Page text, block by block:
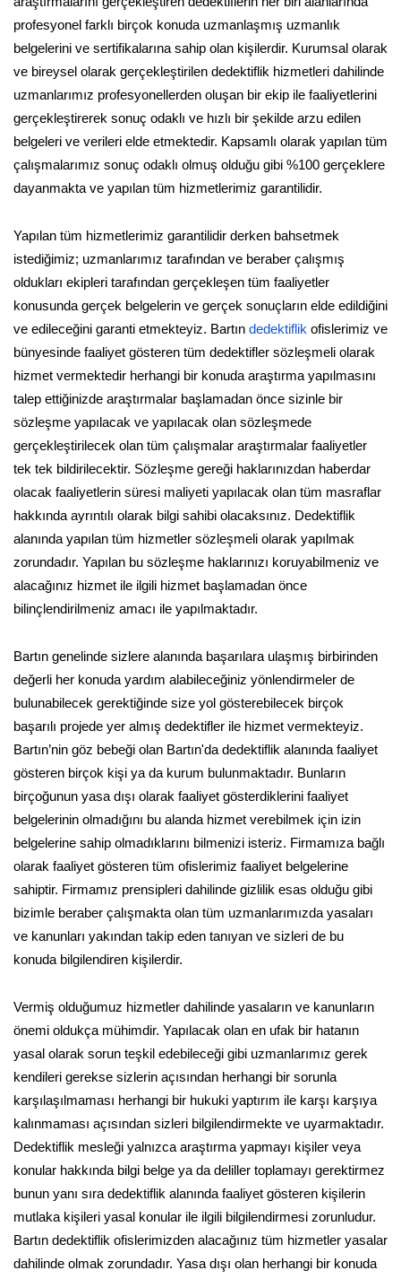
profesyonel farklı birçok konuda uzmanlaşmış uzmanlık
belgelerini ve sertifikalarına sahip olan kişilerdir. Kurumsal olarak
ve bireysel olarak gerçekleştirilen dedektiflik hizmetleri dahilinde
uzmanlarımız profesyonellerden oluşan bir ekip ile faaliyetlerini
gerçekleştirerek sonuç odaklı ve hızlı bir şekilde arzu edilen
belgeleri ve verileri elde etmektedir. Kapsamlı olarak yapılan tüm
çalışmalarımız sonuç odaklı olmuş olduğu gibi %100 gerçeklere
dayanmakta ve yapılan tüm hizmetlerimiz garantilidir.
Yapılan tüm hizmetlerimiz garantilidir derken bahsetmek
istediğimiz; uzmanlarımız tarafından ve beraber çalışmış
oldukları ekipleri tarafından gerçekleşen tüm faaliyetler
konusunda gerçek belgelerin ve gerçek sonuçların elde edildiğini
ve edileceğini garanti etmekteyiz. Bartın dedektiflik ofislerimiz ve
bünyesinde faaliyet gösteren tüm dedektifler sözleşmeli olarak
hizmet vermektedir herhangi bir konuda araştırma yapılmasını
talep ettiğinizde araştırmalar başlamadan önce sizinle bir
sözleşme yapılacak ve yapılacak olan sözleşmede
gerçekleştirilecek olan tüm çalışmalar araştırmalar faaliyetler
tek tek bildirilecektir. Sözleşme gereği haklarınızdan haberdar
olacak faaliyetlerin süresi maliyeti yapılacak olan tüm masraflar
hakkında ayrıntılı olarak bilgi sahibi olacaksınız. Dedektiflik
alanında yapılan tüm hizmetler sözleşmeli olarak yapılmak
zorundadır. Yapılan bu sözleşme haklarınızı koruyabilmeniz ve
alacağınız hizmet ile ilgili hizmet başlamadan önce
bilinçlendirilmeniz amacı ile yapılmaktadır.
Bartın genelinde sizlere alanında başarılara ulaşmış birbirinden
değerli her konuda yardım alabileceğiniz yönlendirmeler de
bulunabilecek gerektiğinde size yol gösterebilecek birçok
başarılı projede yer almış dedektifler ile hizmet vermekteyiz.
Bartın’nin göz bebeği olan Bartın'da dedektiflik alanında faaliyet
gösteren birçok kişi ya da kurum bulunmaktadır. Bunların
birçoğunun yasa dışı olarak faaliyet gösterdiklerini faaliyet
belgelerinin olmadığını bu alanda hizmet verebilmek için izin
belgelerine sahip olmadıklarını bilmenizi isteriz. Firmamıza bağlı
olarak faaliyet gösteren tüm ofislerimiz faaliyet belgelerine
sahiptir. Firmamız prensipleri dahilinde gizlilik esas olduğu gibi
bizimle beraber çalışmakta olan tüm uzmanlarımızda yasaları
ve kanunları yakından takip eden tanıyan ve sizleri de bu
konuda bilgilendiren kişilerdir.
Vermiş olduğumuz hizmetler dahilinde yasaların ve kanunların
önemi oldukça mühimdir. Yapılacak olan en ufak bir hatanın
yasal olarak sorun teşkil edebileceği gibi uzmanlarımız gerek
kendileri gerekse sizlerin açısından herhangi bir sorunla
karşılaşılmaması herhangi bir hukuki yaptırım ile karşı karşıya
kalınmaması açısından sizleri bilgilendirmekte ve uyarmaktadır.
Dedektiflik mesleği yalnızca araştırma yapmayı kişiler veya
konular hakkında bilgi belge ya da deliller toplamayı gerektirmez
bunun yanı sıra dedektiflik alanında faaliyet gösteren kişilerin
mutlaka kişileri yasal konular ile ilgili bilgilendirmesi zorunludur.
Bartın dedektiflik ofislerimizden alacağınız tüm hizmetler yasalar
dahilinde olmak zorundadır. Yasa dışı olan herhangi bir konuda